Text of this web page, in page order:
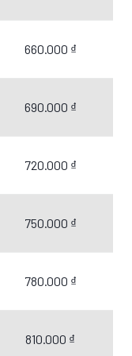
660.000 ₫
690.000 ₫
720.000 ₫
750.000 ₫
780.000 ₫
810.000 ₫